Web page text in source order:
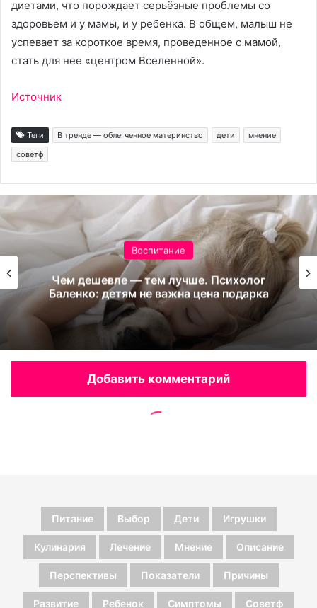
Питание Выбор Дети Игрушки
Кулинария Лечение Мнение Описание
Перспективы Показатели Причины
Развитие Ребенок Симптомы Советф